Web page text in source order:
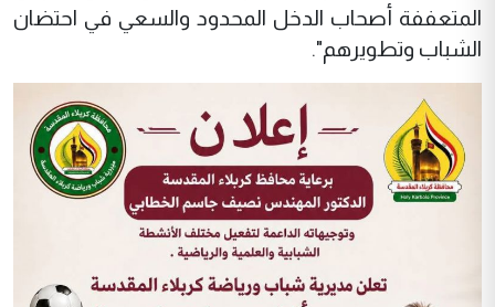
المتعففة أصحاب الدخل المحدود والسعي في احتضان
الشباب وتطويرهم".